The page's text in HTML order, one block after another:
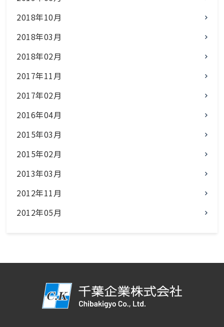
2018年10月
2018年03月
2018年02月
2017年11月
2017年02月
2016年04月
2015年03月
2015年02月
2013年03月
2012年11月
2012年05月